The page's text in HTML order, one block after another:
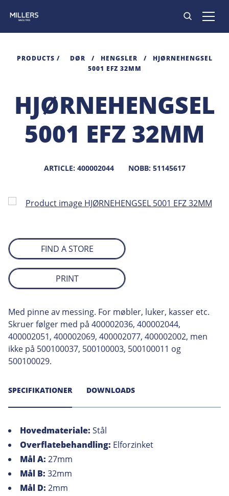
PRODUKTER
KONTAKT
PRODUCTS / DØR / HENGSLER /
HJØRNEHENGSEL
5001 EFZ 32MM
HJØRNEHENGSEL
5001 EFZ 32MM
ARTICLE: 400002044 NOBB: 51145617
FIND A STORE
PRINT
Med pinne av messing. For møbler, luker, kasser etc.
Skruer følger med på 400002036, 400002044,
400002051, 400002069, 400002077, 400002002, men
ikke på 500100037, 500100003, 500100011 og
500100029.
SPECIFIKATIONER DOWNLOADS
Hovedmateriale: Stål
Overflatebehandling: Elforzinket
Mål A: 27mm
Mål B: 32mm
Mål D: 2mm